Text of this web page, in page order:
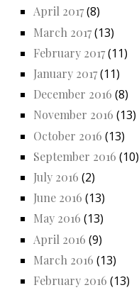
April 2017(8)
March 2017(13)
February 2017(11)
January 2017(11)
December 2016 (8)
November 2016 (13)
October 2016 (13)
September 2016 (10)
July 2016 (2)
June 2016 (13)
May 2016 (13)
April 2016 (9)
March 2016 (13)
February 2016 (13)